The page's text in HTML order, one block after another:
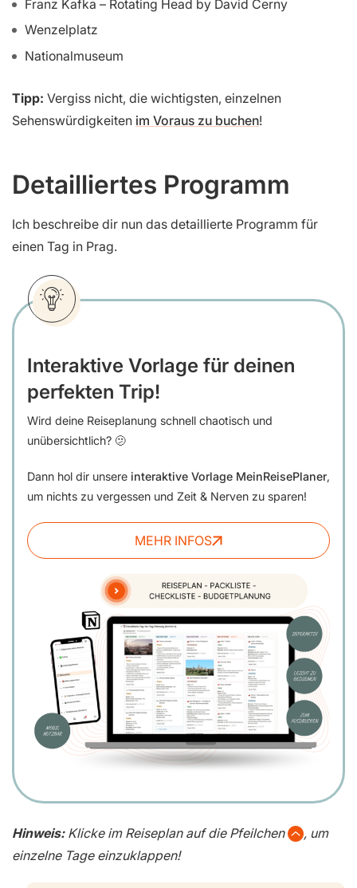
Franz Kafka – Rotating Head by David Cerny
Wenzelplatz
Nationalmuseum
Tipp: Vergiss nicht, die wichtigsten, einzelnen
Sehenswürdigkeiten im Voraus zu buchen!
Detailliertes Programm
Ich beschreibe dir nun das detaillierte Programm für
einen Tag in Prag.
Interaktive Vorlage für deinen
perfekten Trip!
Wird deine Reiseplanung schnell chaotisch und
unübersichtlich? 🫤
Dann hol dir unsere interaktive Vorlage MeinReisePlaner,
um nichts zu vergessen und Zeit & Nerven zu sparen!
MEHR INFOS
Hinweis: Klicke im Reiseplan auf die Pfeilchen
, um
einzelne Tage einzuklappen!